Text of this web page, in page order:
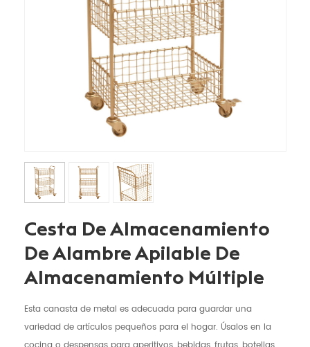
Cesta De Almacenamiento
De Alambre Apilable De
Almacenamiento Múltiple
Esta canasta de metal es adecuada para guardar una
variedad de artículos pequeños para el hogar. Úsalos en la